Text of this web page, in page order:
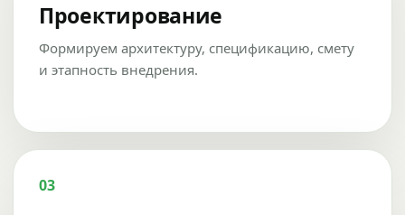
Проектирование
Формируем архитектуру, спецификацию, смету
и этапность внедрения.
03